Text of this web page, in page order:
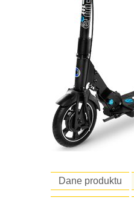
Dane produktu